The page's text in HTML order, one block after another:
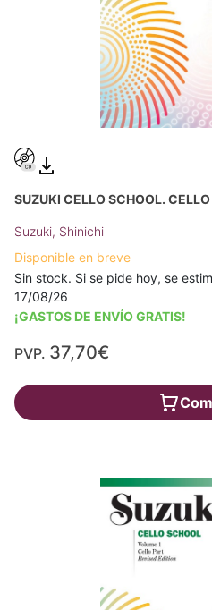
SUZUKI CELLO SCHOOL.
Suzuki, Shinichi
Disponible en breve
Sin stock. Si se pide hoy, se
17/08/26
¡GASTOS DE ENVÍO GRATIS!
PVP. 37,70€